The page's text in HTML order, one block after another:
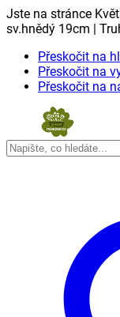
Jste na stránce
sv.hnědý 19cm |
Přeskočit na
Přeskočit na
Přeskočit na